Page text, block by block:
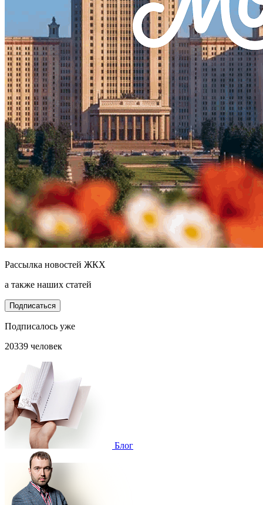
Рассылка новостей ЖКХ
а также наших статей
Подписаться
Подписалось уже
20339 человек
Блог